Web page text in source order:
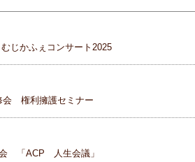
じかふぇコンサート2025
会 権利擁護セミナー
「ACP 人生会議」